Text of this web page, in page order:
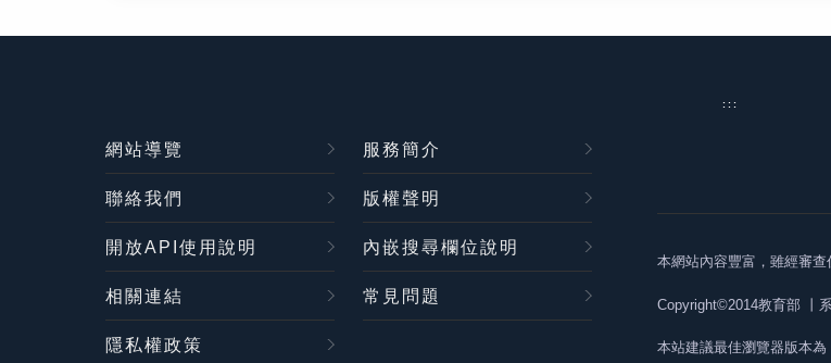
:::
網站導覽 服務簡介
聯絡我們 版權聲明
開放API使用說明 內嵌搜尋欄位說明
相關連結 常見問題
隱私權政策
本網站內容豐富，雖經審查
Copyright©2014教育部 丨
本站建議最佳瀏覽器版本為